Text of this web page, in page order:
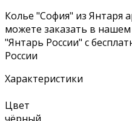
Колье "София" из Янтаря
можете заказать в
"Янтарь России" с
России
Характеристики
Цвет